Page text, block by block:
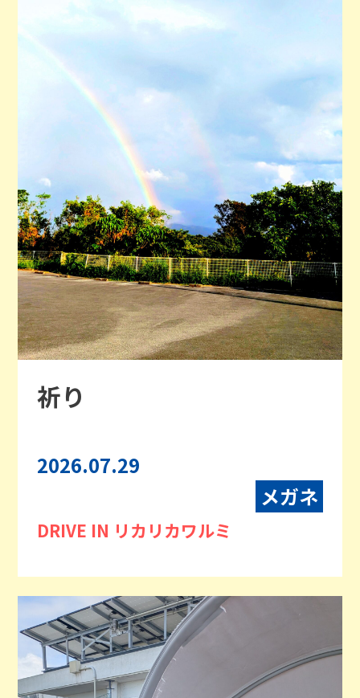
祈り
2026.07.29
メガネ
DRIVE IN リカリカワルミ